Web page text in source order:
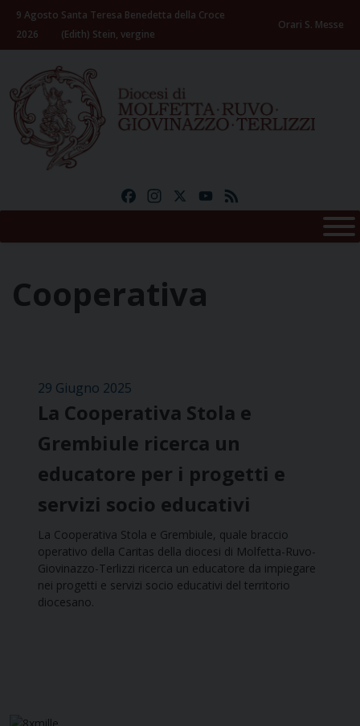
Skip
content
9 Agosto
2026
Santa Teresa Benedetta della Croce
(Edith) Stein, vergine
Orari S. Messe
FacebookInstagramYouTube
Cooperativa
29 Giugno 2025
La Cooperativa Stola e
Grembiule ricerca un
educatore per i progetti e
servizi socio educativi
La Cooperativa Stola e Grembiule, quale braccio
operativo della Caritas della diocesi di Molfetta-Ruvo-
Giovinazzo-Terlizzi ricerca un educatore da impiegare
nei progetti e servizi socio educativi del territorio
diocesano.